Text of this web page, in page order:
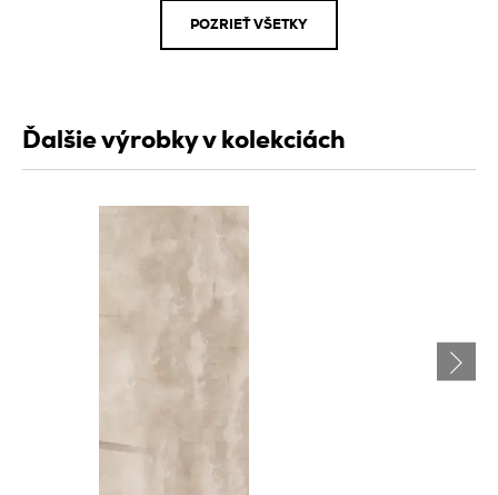
POZRIEŤ VŠETKY
Ďalšie výrobky v kolekciách